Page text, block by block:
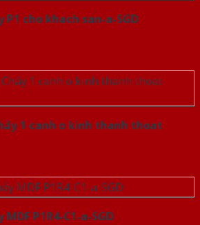
P1 cho khach san-a-SGD
1 canh o kinh thanh thoat
P1R4-C1-a-SGD